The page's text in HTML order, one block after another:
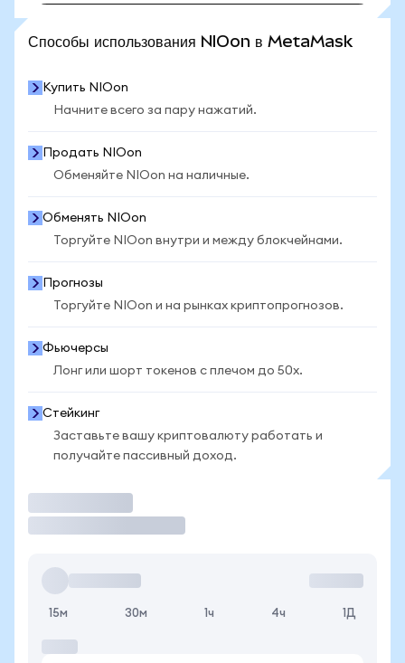
Способы использования NIOon в MetaMask
Купить NIOon
Начните всего за пару нажатий.
Продать NIOon
Обменяйте NIOon на наличные.
Обменять NIOon
Торгуйте NIOon внутри и между блокчейнами.
Прогнозы
Торгуйте NIOon и на рынках криптопрогнозов.
Фьючерсы
Лонг или шорт токенов с плечом до 50x.
Стейкинг
Заставьте вашу криптовалюту работать и
получайте пассивный доход.
15м 30м 1ч 4ч 1Д